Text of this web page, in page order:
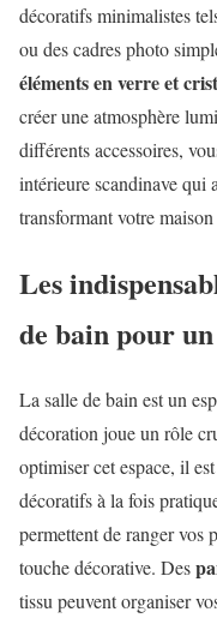
décoratifs minimalistes
ou des cadres photo
éléments en verre et
créer une atmosphère
différents accessoires,
intérieure scandinave qui
transformant votre
Les
de bain pour
La salle de bain est un
décoration joue un rôle
optimiser cet espace, il
décoratifs à la fois
permettent de ranger vos
touche décorative. Des
tissu peuvent organiser